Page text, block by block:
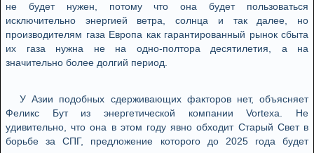
не будет нужен, потому что она будет пользоваться
исключительно энергией ветра, солнца и так далее, но
производителям газа Европа как гарантированный рынок сбыта
их газа нужна не на одно-полтора десятилетия, а на
значительно более долгий период.
У Азии подобных сдерживающих факторов нет, объясняет
Феликс Бут из энергетической компании Vortexa. Не
удивительно, что она в этом году явно обходит Старый Свет в
борьбе за СПГ, предложение которого до 2025 года будет